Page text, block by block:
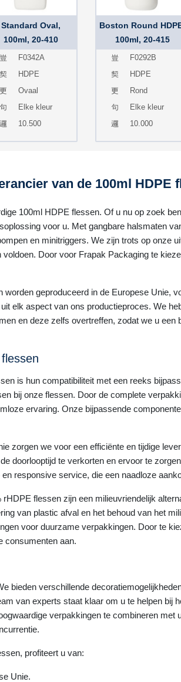
Standard Oval,
100ml, 20-410
F0342A
HDPE
Ovaal
Elke kleur
10.500
Boston Round
100ml, 20-415
F0292B
HDPE
Rond
Elke kleur
10.000
van de 100ml HDPE
100ml HDPE flessen. Of u nu op zoek
voor u. Met gangbare halsmaten
en minitriggers. We zijn trots op onze
Door voor Frapak Packaging te
geproduceerd in de Europese Unie,
elk aspect van ons productieproces. We
en deze zelfs overtreffen, zodat we u
is hun compatibiliteit met een reeks
bij onze flessen. Door de complete
ervaring. Onze bijpassende
zorgen we voor een efficiënte en tijdige
doorlooptijd te verkorten en ervoor te
responsive service, die een naadloze
flessen zijn een milieuvriendelijk
van plastic afval en het behoud van het
voor duurzame verpakkingen. Door te
consumenten aan.
bieden verschillende
van experts staat klaar om u te helpen bij
verpakkingen te combineren met
profiteert u van:
Unie.